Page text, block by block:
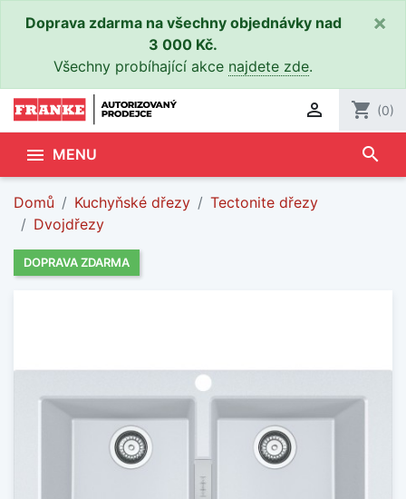
Doprava zdarma na všechny objednávky nad
3 000 Kč.
Všechny probíhající akce najdete zde.
×
 shopping_cart (0)
 MENU search
Domů Kuchyňské dřezy
Tectonite dřezy
Dvojdřezy
DOPRAVA ZDARMA